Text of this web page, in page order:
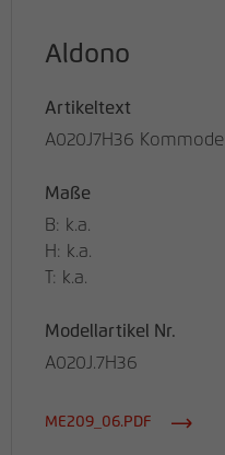
Aldono
Artikeltext
A020J7H36 Kommode
Maße
B: k.a.
H: k.a.
T: k.a.
Modellartikel Nr.
A020J.7H36
ME209_06.PDF